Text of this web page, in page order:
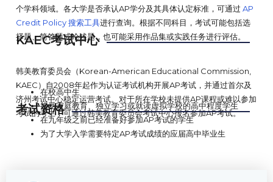
个学科领域。各大学是否承认AP学分及其具体认定标准，可通过 AP
Credit Policy 搜索工具进行查询。根据不同科目，考试可能包括选
择题、简答题或论述题，也可能采用作品集或实践任务进行评估。
KAEC考试中心
韩美教育委员会（Korean-American Educational Commission,
KAEC）自2008年起作为认证考试机构开展AP考试，并通过首尔及
济州考试中心稳定运营考试。对于所在学校未提供AP课程或难以参加
考试的考生，可通过韩美教育委员会考试中心报名参加AP考试。
考试资格
在校高中生
接受家庭教育、独立学习或就读虚拟学校的高中程度学生
在九年级之前已经准备好参加AP考试的学生
为了大学入学需要特定AP考试成绩的应届高中毕业生